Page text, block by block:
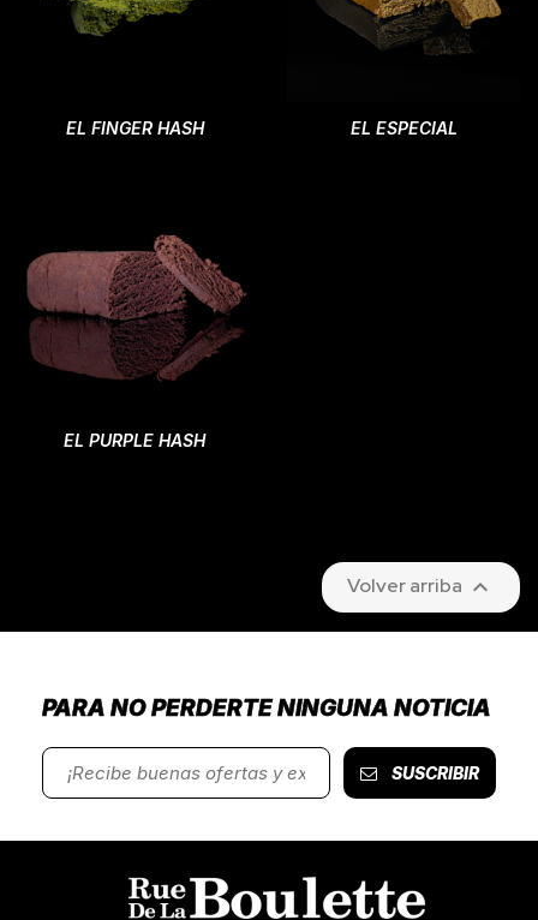
EL FINGER HASH EL ESPECIAL
EL PURPLE HASH
Volver arriba 
PARA NO PERDERTE NINGUNA NOTICIA
SUSCRIBIR